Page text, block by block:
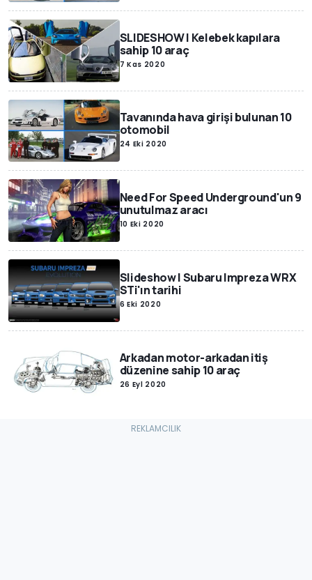
SLIDESHOW | Kelebek kapılara
sahip 10 araç
7 Kas 2020
Tavanında hava girişi bulunan 10
otomobil
24 Eki 2020
Need For Speed Underground'un 9
unutulmaz aracı
10 Eki 2020
Slideshow | Subaru Impreza WRX
STi'ın tarihi
6 Eki 2020
Arkadan motor-arkadan itiş
düzenine sahip 10 araç
26 Eyl 2020